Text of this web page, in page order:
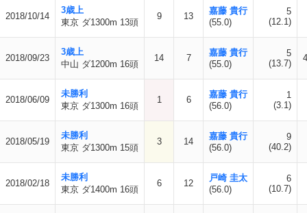
2018/10/14
3歳上
東京 ダ1300m 13頭
9 13
嘉藤 貴行
(55.0)
5
(12.1)
2018/09/23
3歳上
中山 ダ1200m 16頭
14 7
嘉藤 貴行
(55.0)
5
(13.7)
2018/06/09
未勝利
東京 ダ1300m 16頭
1 6
嘉藤 貴行
(56.0)
1
(3.1)
2018/05/19
未勝利
東京 ダ1300m 15頭
3 14
嘉藤 貴行
(56.0)
9
(40.2)
2018/02/18
未勝利
東京 ダ1400m 16頭
6 12
戸崎 圭太
(56.0)
6
(10.7)